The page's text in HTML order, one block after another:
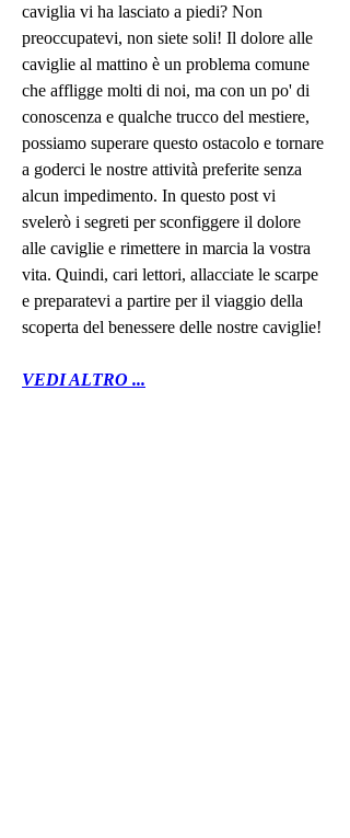
caviglia vi ha lasciato a piedi? Non
preoccupatevi, non siete soli! Il dolore alle
caviglie al mattino è un problema comune
che affligge molti di noi, ma con un po' di
conoscenza e qualche trucco del mestiere,
possiamo superare questo ostacolo e tornare
a goderci le nostre attività preferite senza
alcun impedimento. In questo post vi
svelerò i segreti per sconfiggere il dolore
alle caviglie e rimettere in marcia la vostra
vita. Quindi, cari lettori, allacciate le scarpe
e preparatevi a partire per il viaggio della
scoperta del benessere delle nostre caviglie!
VEDI ALTRO ...